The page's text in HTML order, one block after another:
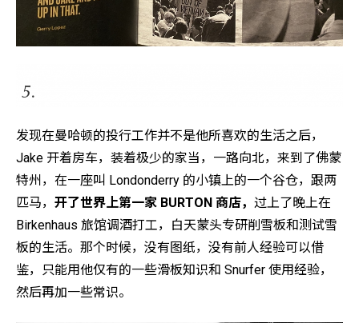
发现在曼哈顿的投行工作并不是他所喜欢的生活之后，
Jake 开着房车，装着极少的家当，一路向北，来到了佛蒙
特州，在一座叫 Londonderry 的小镇上的一个谷仓，跟两
匹马， 开了世界上第一家 BURTON 商店， 过上了晚上在
Birkenhaus 旅馆调酒打工，白天蒙头专研削雪板和测试雪
板的生活。那个时候，没有图纸，没有前人经验可以借
鉴，只能用他仅有的一些滑板知识和 Snurfer 使用经验，
然后再加一些常识。